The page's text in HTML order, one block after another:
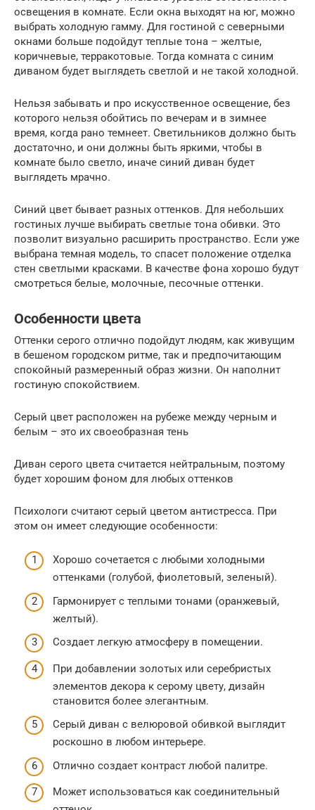
освещения в комнате. Если окна выходят на юг, можно
выбрать холодную гамму. Для гостиной с северными
окнами больше подойдут теплые тона – желтые,
коричневые, терракотовые. Тогда комната с синим
диваном будет выглядеть светлой и не такой холодной.
Нельзя забывать и про искусственное освещение, без
которого нельзя обойтись по вечерам и в зимнее
время, когда рано темнеет. Светильников должно быть
достаточно, и они должны быть яркими, чтобы в
комнате было светло, иначе синий диван будет
выглядеть мрачно.
Синий цвет бывает разных оттенков. Для небольших
гостиных лучше выбирать светлые тона обивки. Это
позволит визуально расширить пространство. Если уже
выбрана темная модель, то спасет положение отделка
стен светлыми красками. В качестве фона хорошо будут
смотреться белые, молочные, песочные оттенки.
Особенности цвета
Оттенки серого отлично подойдут людям, как живущим
в бешеном городском ритме, так и предпочитающим
спокойный размеренный образ жизни. Он наполнит
гостиную спокойствием.
Серый цвет расположен на рубеже между черным и
белым – это их своеобразная тень
Диван серого цвета считается нейтральным, поэтому
будет хорошим фоном для любых оттенков
Психологи считают серый цветом антистресса. При
этом он имеет следующие особенности:
Хорошо сочетается с любыми холодными
оттенками (голубой, фиолетовый, зеленый).
Гармонирует с теплыми тонами (оранжевый,
желтый).
Создает легкую атмосферу в помещении.
При добавлении золотых или серебристых
элементов декора к серому цвету, дизайн
становится более элегантным.
Серый диван с велюровой обивкой выглядит
роскошно в любом интерьере.
Отлично создает контраст любой палитре.
Может использоваться как соединительный